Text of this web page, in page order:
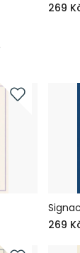
269
269